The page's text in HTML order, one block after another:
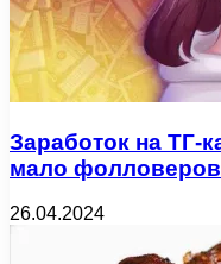
Заработок на ТГ-
мало
26.04.2024